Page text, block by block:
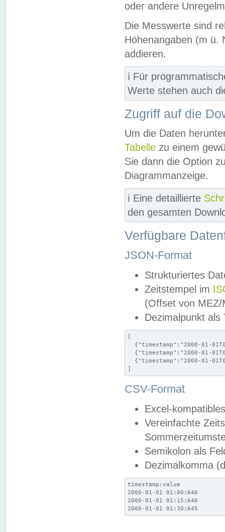
oder andere
Die Messwerte sind
Höhenangaben (m ü.
addieren.
ℹ️ Für
Werte stehen auch
Zugriff auf die
Um die Daten
Tabelle zu einem
Sie dann die Option
Diagrammanzeige.
ℹ️ Eine detaillierte
den gesamten
Verfügbare
JSON-Format
Strukturiertes
Zeitstempel im
(Offset von MEZ/
Dezimalpunkt als
[
{"timestamp":"2000-01-
{"timestamp":"2000-01-
{"timestamp":"2000-01-
]
CSV-Format
Excel-
Vereinfachte
Semikolon als
Dezimalkomma
timestamp;value
2000-01-01 01:00;646
2000-01-01 01:15;646
2000-01-01 01:30;645